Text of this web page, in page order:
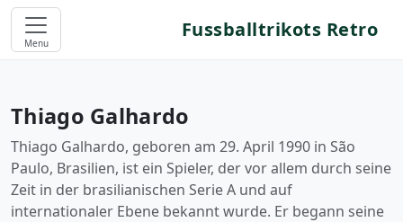
Menu
Fussballtrikots Retro
Thiago Galhardo
Thiago Galhardo, geboren am 29. April 1990 in São
Paulo, Brasilien, ist ein Spieler, der vor allem durch seine
Zeit in der brasilianischen Serie A und auf
internationaler Ebene bekannt wurde. Er begann seine